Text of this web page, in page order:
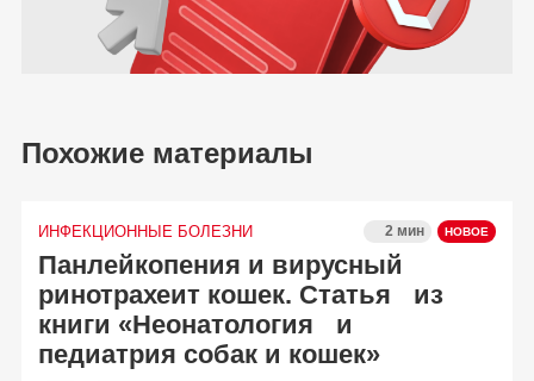
Похожие материалы
ИНФЕКЦИОННЫЕ БОЛЕЗНИ 2 мин
Панлейкопения и вирусный
ринотрахеит кошек. Статья из
книги «Неонатология и
педиатрия собак и кошек»